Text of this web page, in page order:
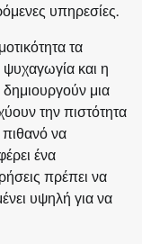
υπηρεσίες.
τα
ψυχαγωγία και η
μια
την πιστότητα
να
ένα
πρέπει να
υψηλή για να